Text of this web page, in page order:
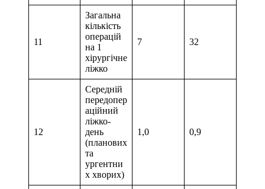
11
Загальна
кількість
операцій
на 1
хірургічне
ліжко
7 32
12
Середній
передопер
аційний
ліжко-
день
(планових
та
ургентни
х хворих)
1,0 0,9